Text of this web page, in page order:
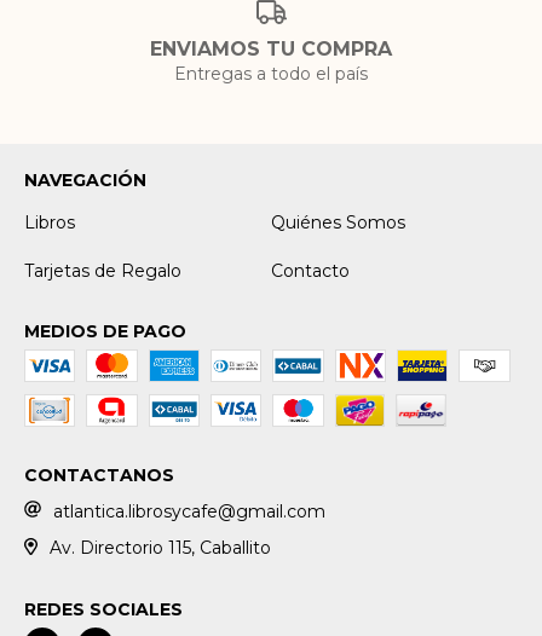
ENVIAMOS TU COMPRA
Entregas a todo el país
NAVEGACIÓN
Libros
Quiénes Somos
Tarjetas de Regalo Contacto
MEDIOS DE PAGO
CONTACTANOS
atlantica.librosycafe@gmail.com
Av. Directorio 115, Caballito
REDES SOCIALES